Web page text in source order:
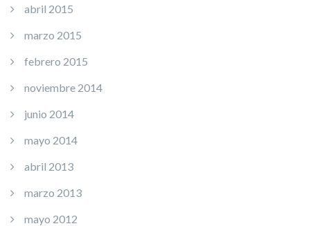
abril 2015
marzo 2015
febrero 2015
noviembre 2014
junio 2014
mayo 2014
abril 2013
marzo 2013
mayo 2012